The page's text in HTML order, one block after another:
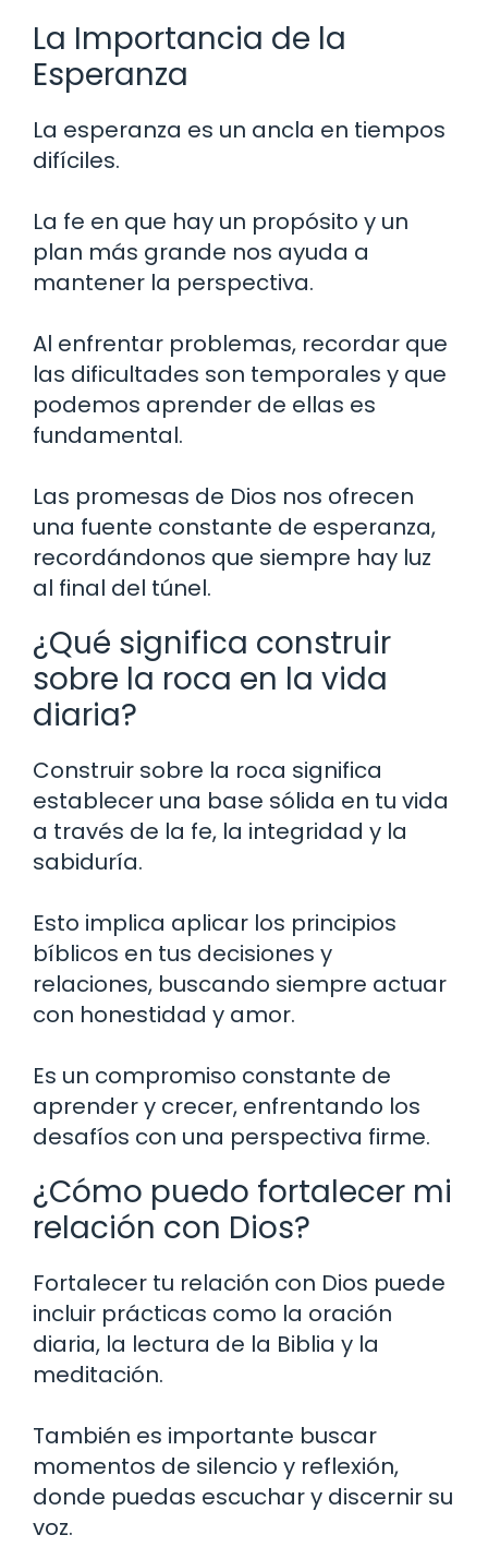
La Importancia de la
Esperanza
La esperanza es un ancla en tiempos
difíciles.
La fe en que hay un propósito y un
plan más grande nos ayuda a
mantener la perspectiva.
Al enfrentar problemas, recordar que
las dificultades son temporales y que
podemos aprender de ellas es
fundamental.
Las promesas de Dios nos ofrecen
una fuente constante de esperanza,
recordándonos que siempre hay luz
al final del túnel.
¿Qué significa construir
sobre la roca en la vida
diaria?
Construir sobre la roca significa
establecer una base sólida en tu vida
a través de la fe, la integridad y la
sabiduría.
Esto implica aplicar los principios
bíblicos en tus decisiones y
relaciones, buscando siempre actuar
con honestidad y amor.
Es un compromiso constante de
aprender y crecer, enfrentando los
desafíos con una perspectiva firme.
¿Cómo puedo fortalecer mi
relación con Dios?
Fortalecer tu relación con Dios puede
incluir prácticas como la oración
diaria, la lectura de la Biblia y la
meditación.
También es importante buscar
momentos de silencio y reflexión,
donde puedas escuchar y discernir su
voz.